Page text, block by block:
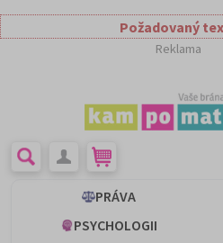
Požadovaný
Reklama
PRÁVA
PSYCHOLOGII